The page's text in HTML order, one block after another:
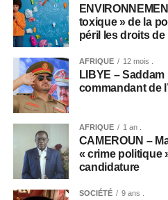
toxique » de la
péril les droits de
AFRIQUE 12 mois .
LIBYE –
commandant de
AFRIQUE 1 an .
CAMEROUN –
« crime politique
candidature
SOCIÉTÉ 9 ans .